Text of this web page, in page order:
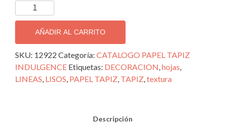
TAPIZ
DECORATIVO
IMPORTADO
INDULGENCE;
12922
cantidad
AÑADIR AL CARRITO
SKU: 12922 Categoría: CATALOGO PAPEL TAPIZ
INDULGENCE Etiquetas: DECORACION hojas
LINEAS LISOS PAPEL TAPIZ TAPIZ textura
Descripción